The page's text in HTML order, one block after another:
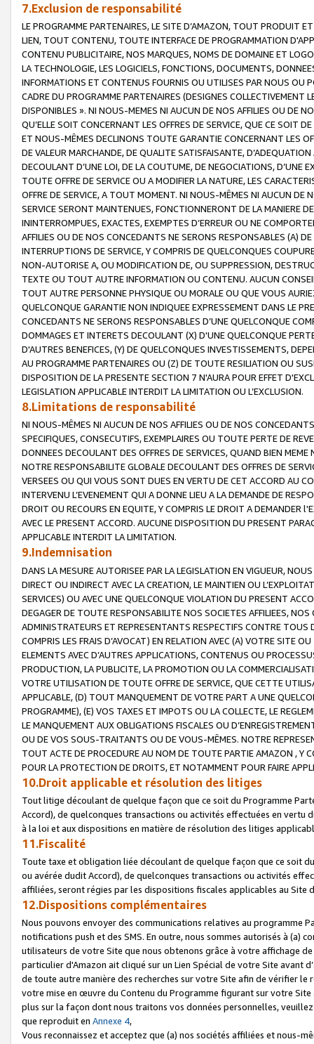
7.Exclusion de responsabilité
LE PROGRAMME PARTENAIRES, LE SITE D’AMAZON, TOUT PRODUIT
LIEN, TOUT CONTENU, TOUTE INTERFACE DE PROGRAMMATION
CONTENU PUBLICITAIRE, NOS MARQUES, NOMS DE DOMAINE ET
LA TECHNOLOGIE, LES LOGICIELS, FONCTIONS, DOCUMENTS,
INFORMATIONS ET CONTENUS FOURNIS OU UTILISES PAR NOUS OU
CADRE DU PROGRAMME PARTENAIRES (DESIGNES COLLECTIVEMENT
DISPONIBLES ». NI NOUS-MEMES NI AUCUN DE NOS AFFILIES OU DE
QU’ELLE SOIT CONCERNANT LES OFFRES DE SERVICE, QUE CE SOIT
ET NOUS-MÊMES DECLINONS TOUTE GARANTIE CONCERNANT LES
DE VALEUR MARCHANDE, DE QUALITE SATISFAISANTE,
DECOULANT D’UNE LOI, DE LA COUTUME, DE NEGOCIATIONS, D’UNE
TOUTE OFFRE DE SERVICE OU A MODIFIER LA NATURE, LES
OFFRE DE SERVICE, A TOUT MOMENT. NI NOUS-MÊMES NI AUCUN DE
SERVICE SERONT MAINTENUES, FONCTIONNERONT DE LA MANIERE
ININTERROMPUES, EXACTES, EXEMPTES D’ERREUR OU NE
AFFILIES OU DE NOS CONCEDANTS NE SERONS RESPONSABLES (A)
INTERRUPTIONS DE SERVICE, Y COMPRIS DE QUELCONQUES
NON-AUTORISE A, OU MODIFICATION DE, OU SUPPRESSION,
TEXTE OU TOUT AUTRE INFORMATION OU CONTENU. AUCUN
TOUT AUTRE PERSONNE PHYSIQUE OU MORALE OU QUE VOUS
QUELCONQUE GARANTIE NON INDIQUEE EXPRESSEMENT DANS LE
CONCEDANTS NE SERONS RESPONSABLES D’UNE QUELCONQUE
DOMMAGES ET INTERETS DECOULANT (X) D'UNE QUELCONQUE
D'AUTRES BENEFICES, (Y) DE QUELCONQUES INVESTISSEMENTS,
AU PROGRAMME PARTENAIRES OU (Z) DE TOUTE RESILIATION OU
DISPOSITION DE LA PRESENTE SECTION 7 N'AURA POUR EFFET
LEGISLATION APPLICABLE INTERDIT LA LIMITATION OU L’EXCLUSION.
8.Limitations de responsabilité
NI NOUS-MÊMES NI AUCUN DE NOS AFFILIES OU DE NOS
SPECIFIQUES, CONSECUTIFS, EXEMPLAIRES OU TOUTE PERTE DE
DONNEES DECOULANT DES OFFRES DE SERVICES, QUAND BIEN
NOTRE RESPONSABILITE GLOBALE DECOULANT DES OFFRES DE
VERSEES OU QUI VOUS SONT DUES EN VERTU DE CET ACCORD AU
INTERVENU L’EVENEMENT QUI A DONNE LIEU A LA DEMANDE DE
DROIT OU RECOURS EN EQUITE, Y COMPRIS LE DROIT A DEMANDER
AVEC LE PRESENT ACCORD. AUCUNE DISPOSITION DU PRESENT
APPLICABLE INTERDIT LA LIMITATION.
9.Indemnisation
DANS LA MESURE AUTORISEE PAR LA LEGISLATION EN VIGUEUR,
DIRECT OU INDIRECT AVEC LA CREATION, LE MAINTIEN OU
SERVICES) OU AVEC UNE QUELCONQUE VIOLATION DU PRESENT
DEGAGER DE TOUTE RESPONSABILITE NOS SOCIETES AFFILIEES,
ADMINISTRATEURS ET REPRESENTANTS RESPECTIFS CONTRE
COMPRIS LES FRAIS D’AVOCAT) EN RELATION AVEC (A) VOTRE SITE
ELEMENTS AVEC D’AUTRES APPLICATIONS, CONTENUS OU
PRODUCTION, LA PUBLICITE, LA PROMOTION OU LA
VOTRE UTILISATION DE TOUTE OFFRE DE SERVICE, QUE CETTE
APPLICABLE, (D) TOUT MANQUEMENT DE VOTRE PART A UNE
PROGRAMME), (E) VOS TAXES ET IMPOTS OU LA COLLECTE, LE
LE MANQUEMENT AUX OBLIGATIONS FISCALES OU
OU DE VOS SOUS-TRAITANTS OU DE VOUS-MÊMES. NOTRE
TOUT ACTE DE PROCEDURE AU NOM DE TOUTE PARTIE AMAZON , Y
POUR LA PROTECTION DE DROITS, ET NOTAMMENT POUR FAIRE
10.Droit applicable et résolution des litiges
Tout litige découlant de quelque façon que ce soit du Programme
Accord), de quelconques transactions ou activités effectuées en vertu
à la loi et aux dispositions en matière de résolution des litiges
11.Fiscalité
Toute taxe et obligation liée découlant de quelque façon que ce soit
ou avérée dudit Accord), de quelconques transactions ou activités
affiliées, seront régies par les dispositions fiscales applicables au Site
12.Dispositions complémentaires
Nous pouvons envoyer des communications relatives au programme
notifications push et des SMS. En outre, nous sommes autorisés à
utilisateurs de votre Site que nous obtenons grâce à votre affichage
particulier d'Amazon ait cliqué sur un Lien Spécial de votre Site avant
de toute autre manière des recherches sur votre Site afin de vérifier
votre mise en œuvre du Contenu du Programme figurant sur votre
plus sur la façon dont nous traitons vos données personnelles,
que reproduit en Annexe 4,
Vous reconnaissez et acceptez que (a) nos sociétés affiliées et nous-